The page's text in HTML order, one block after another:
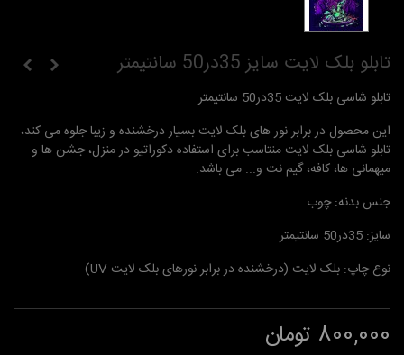
تابلو بلک لایت سایز 35در50 سانتیمتر
تابلو شاسی بلک لایت 35در50 سانتیمتر
این محصول در برابر نور های بلک لایت بسیار درخشنده و زیبا جلوه می کند،
تابلو شاسی بلک لایت منتاسب برای استفاده دکوراتیو در منزل، جشن ها و
میهمانی ها، کافه، گیم نت و... می باشد.
جنس بدنه: چوب
سایز: 35در50 سانتیمتر
نوع چاپ: بلک لایت (درخشنده در برابر نورهای بلک لایت UV)
800,000 تومان